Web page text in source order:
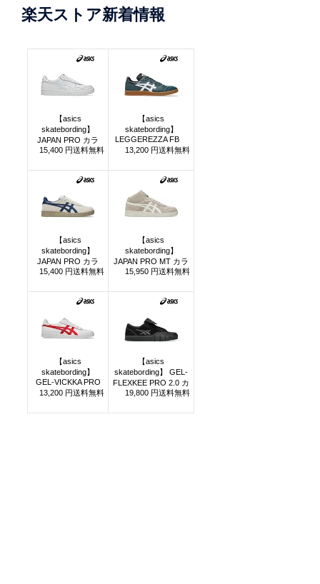
楽天ストア新着情報